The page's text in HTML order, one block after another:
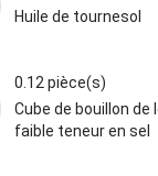
Huile de tournesol
0.12 pièce(s)
Cube de bouillon de
faible teneur en sel